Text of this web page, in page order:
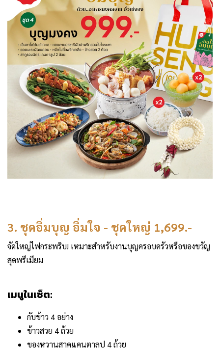
3. ชุดอิ่มบุญ อิ่มใจ - ชุดใหญ่ 1,699.-
จัดใหญ่ไฟกระพริบ! เหมาะสำหรับงานบุญครอบครัวหรือของขวัญ
สุดพรีเมียม
เมนูในเซ็ต:
กับข้าว 4 อย่าง
ข้าวสวย 4 ถ้วย
ของหวานสาคูแคนตาลูป 4 ถ้วย